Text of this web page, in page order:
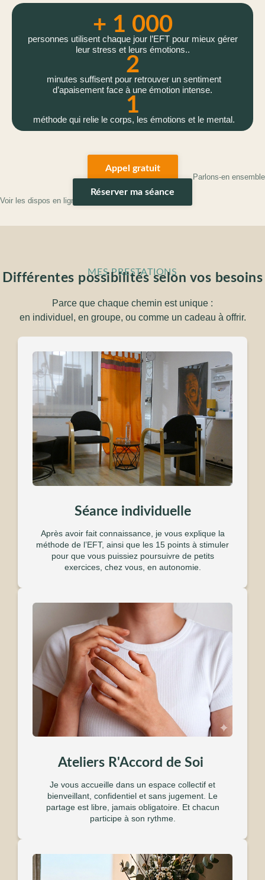
+ 1 000
personnes utilisent chaque jour l’EFT pour mieux gérer
leur stress et leurs émotions..
2
minutes suffisent pour retrouver un sentiment
d’apaisement face à une émotion intense.
1
méthode qui relie le corps, les émotions et le mental.
Appel gratuit
Parlons-en ensemble
Réserver ma séance
Voir les dispos en ligne
MES PRESTATIONS
Différentes possibilités selon vos besoins
Parce que chaque chemin est unique :
en individuel, en groupe, ou comme un cadeau à offrir.
Séance individuelle
Après avoir fait connaissance, je vous explique la
méthode de l’EFT, ainsi que les 15 points à stimuler
pour que vous puissiez poursuivre de petits
exercices, chez vous, en autonomie.
Ateliers R'Accord de Soi
Je vous accueille dans un espace collectif et
bienveillant, confidentiel et sans jugement. Le
partage est libre, jamais obligatoire. Et chacun
participe à son rythme.